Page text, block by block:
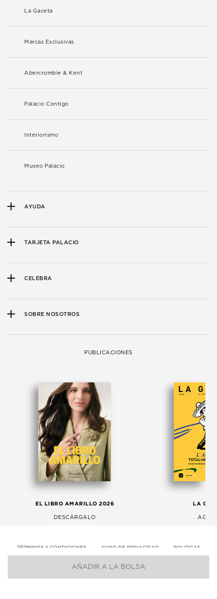
AÑADIR A LA BOLSA
La Gaceta
Marcas Exclusivas
Abercrombie & Kent
Palacio Contigo
Interiorismo
Museo Palacio
AYUDA
TARJETA PALACIO
CELEBRA
SOBRE NOSOTROS
PUBLICACIONES
EL LIBRO AMARILLO 2026
DESCÁRGALO
LA
TÉRMINOS Y CONDICIONES AVISO DE PRIVACIDAD POLITICAS